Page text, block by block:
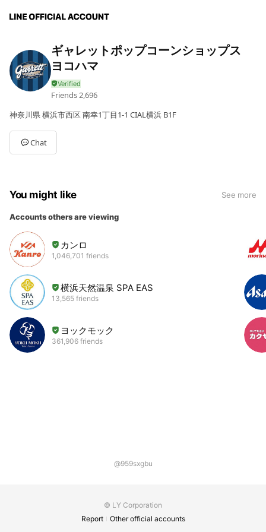
ギャレットポップコーンショップス
ヨコハマ
Friends2,696
神奈川県 横浜市西区 南幸1丁目1-1 CIAL横浜 B1F
Chat
You might like See more
Accounts others are viewing
カンロ
1,046,701 friends
横浜天然温泉 SPA EAS
13,565 friends
ヨックモック
361,906 friends
@959sxgbu
© LY Corporation
Report
Other official accounts